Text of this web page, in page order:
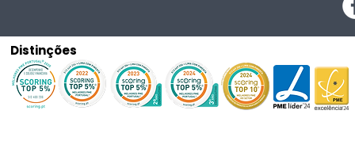
Distinções